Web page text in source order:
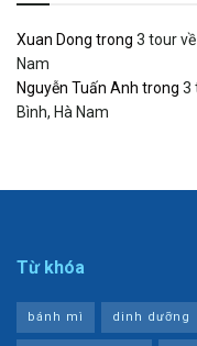
Xuan Dong trong 3 tour
Nam
Nguyễn Tuấn Anh trong 3
Bình, Hà Nam
Từ khóa
bánh mì dinh dưỡng